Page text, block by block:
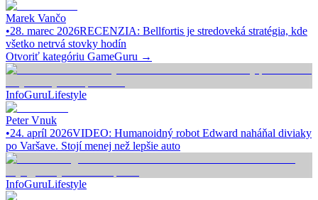
Marek Vančo
•28. marec 2026RECENZIA: Bellfortis je stredoveká stratégia, kde
všetko netrvá stovky hodín
Otvoriť kategóriu GameGuru →
InfoGuruLifestyle
Peter Vnuk
•24. apríl 2026VIDEO: Humanoidný robot Edward naháňal diviaky
po Varšave. Stojí menej než lepšie auto
InfoGuruLifestyle